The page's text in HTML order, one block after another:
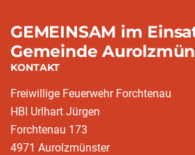
GEMEINSAM im
Gemeinde
KONTAKT
Freiwillige Feuerwehr Forchtenau
HBI Urlhart Jürgen
Forchtenau 173
4971 Aurolzmünster